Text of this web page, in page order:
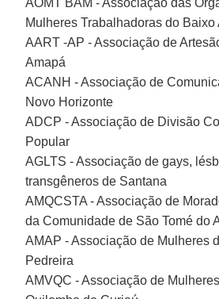
Mulheres Trabalhadoras do Baixo
AART -AP - Associação de
Amapá
ACANH - Associação de
Novo Horizonte
ADCP - Associação de Divisão
Popular
AGLTS - Associação de gays,
transgêneros de Santana
AMQCSTA - Associação de
da Comunidade de São Tomé do
AMAP - Associação de Mulheres
Pedreira
AMVQC - Associação de